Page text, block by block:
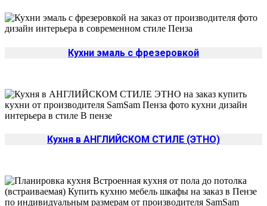
Кухни эмаль с фрезеровкой
Кухня в АНГЛИЙСКОМ СТИЛЕ (ЭТНО)